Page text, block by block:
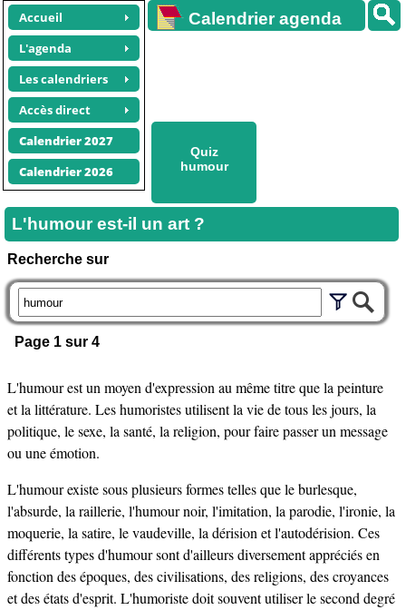
Accueil
L'agenda
Les calendriers
Accès direct
Calendrier 2027
Calendrier 2026
Calendrier agenda
Quiz
humour
L'humour est-il un art ?
Recherche sur
Page 1 sur 4
L'humour est un moyen d'expression au même titre que la peinture
et la littérature. Les humoristes utilisent la vie de tous les jours, la
politique, le sexe, la santé, la religion, pour faire passer un message
ou une émotion.
L'humour existe sous plusieurs formes telles que le burlesque,
l'absurde, la raillerie, l'humour noir, l'imitation, la parodie, l'ironie, la
moquerie, la satire, le vaudeville, la dérision et l'autodérision. Ces
différents types d'humour sont d'ailleurs diversement appréciés en
fonction des époques, des civilisations, des religions, des croyances
et des états d'esprit. L'humoriste doit souvent utiliser le second degré